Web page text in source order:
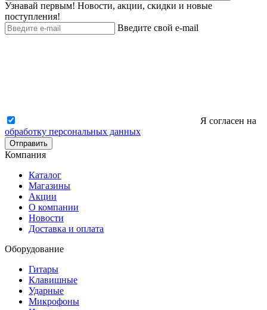
Узнавай первым! Новости, акции, скидки и новые
поступления!
Введите свой e-mail
Я согласен на
обработку персональных данных
Отправить
Компания
Каталог
Магазины
Акции
О компании
Новости
Доставка и оплата
Оборудование
Гитары
Клавишные
Ударные
Микрофоны